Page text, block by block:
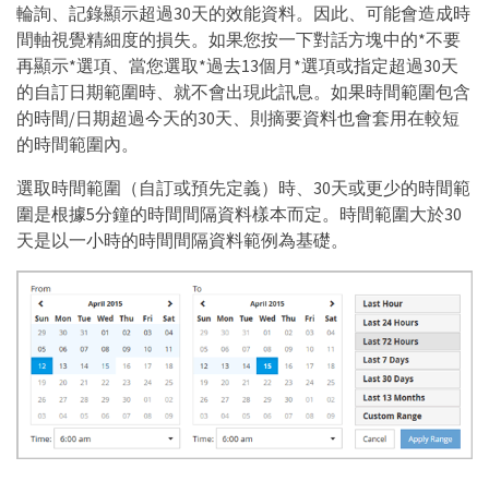
輪詢、記錄顯示超過30天的效能資料。因此、可能會造成時
間軸視覺精細度的損失。如果您按一下對話方塊中的*不要
再顯示*選項、當您選取*過去13個月*選項或指定超過30天
的自訂日期範圍時、就不會出現此訊息。如果時間範圍包含
的時間/日期超過今天的30天、則摘要資料也會套用在較短
的時間範圍內。
選取時間範圍（自訂或預先定義）時、30天或更少的時間範
圍是根據5分鐘的時間間隔資料樣本而定。時間範圍大於30
天是以一小時的時間間隔資料範例為基礎。